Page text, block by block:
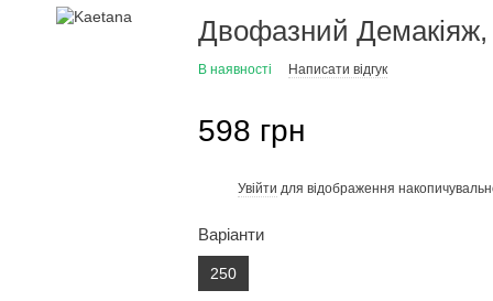
Двофазний Демакіяж,
В наявності Написати відгук
598 грн
Увійти для відображення
Варіанти
250